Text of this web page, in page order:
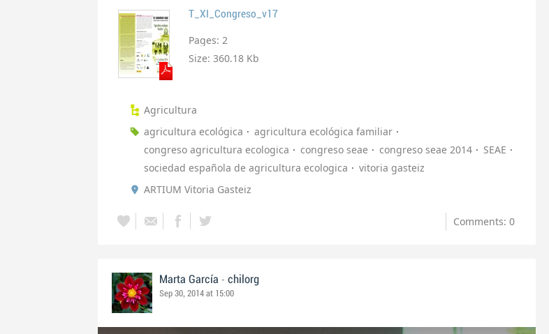
T_XI_Congreso_v17
Pages: 2
Size: 360.18 Kb
Agricultura
agricultura ecológica
agricultura ecológica familiar
congreso agricultura ecologica
congreso seae congreso seae 2014
SEAE
sociedad española de agricultura ecologica
vitoria gasteiz
ARTIUM Vitoria Gasteiz
Comments: 0
Marta García - chilorg
Sep 30, 2014 at 15:00